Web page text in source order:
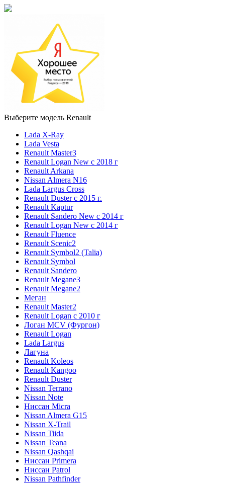
Выберите модель Renault
Lada X-Ray
Lada Vesta
Renault Master3
Renault Logan New с 2018 г
Renault Arkana
Nissan Almera N16
Lada Largus Cross
Renault Duster с 2015 г.
Renault Kaptur
Renault Sandero New с 2014 г
Renault Logan New с 2014 г
Renault Fluence
Renault Scenic2
Renault Symbol2 (Talia)
Renault Symbol
Renault Sandero
Renault Megane3
Renault Megane2
Меган
Renault Master2
Renault Logan c 2010 г
Логан МСV (Фургон)
Renault Logan
Lada Largus
Лагуна
Renault Koleos
Renault Kangoo
Renault Duster
Nissan Terrano
Nissan Note
Ниссан Micra
Nissan Almera G15
Nissan X-Trail
Nissan Tiida
Nissan Teana
Nissan Qashqai
Ниссан Primera
Ниссан Patrol
Nissan Pathfinder